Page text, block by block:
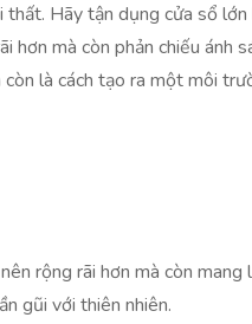
Hãy tận dụng cửa sổ
mà còn phản chiếu ánh
là cách tạo ra một môi
rộng rãi hơn mà còn
gũi với thiên nhiên.